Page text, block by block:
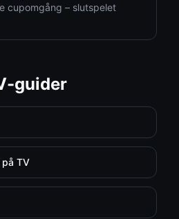
cupomgång – slutspelet
guider
på TV